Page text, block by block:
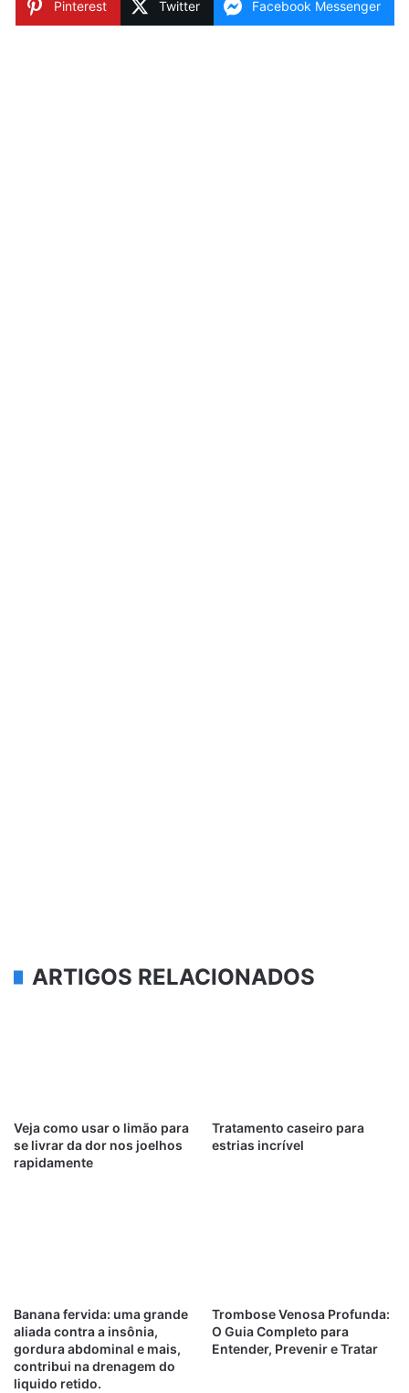
Pinterest Twitter Facebook Messenger
ARTIGOS RELACIONADOS
Veja como usar o limão para
se livrar da dor nos joelhos
rapidamente
Tratamento caseiro para
estrias incrível
Banana fervida: uma grande
aliada contra a insônia,
gordura abdominal e mais,
contribui na drenagem do
liquido retido.
Trombose Venosa Profunda:
O Guia Completo para
Entender, Prevenir e Tratar